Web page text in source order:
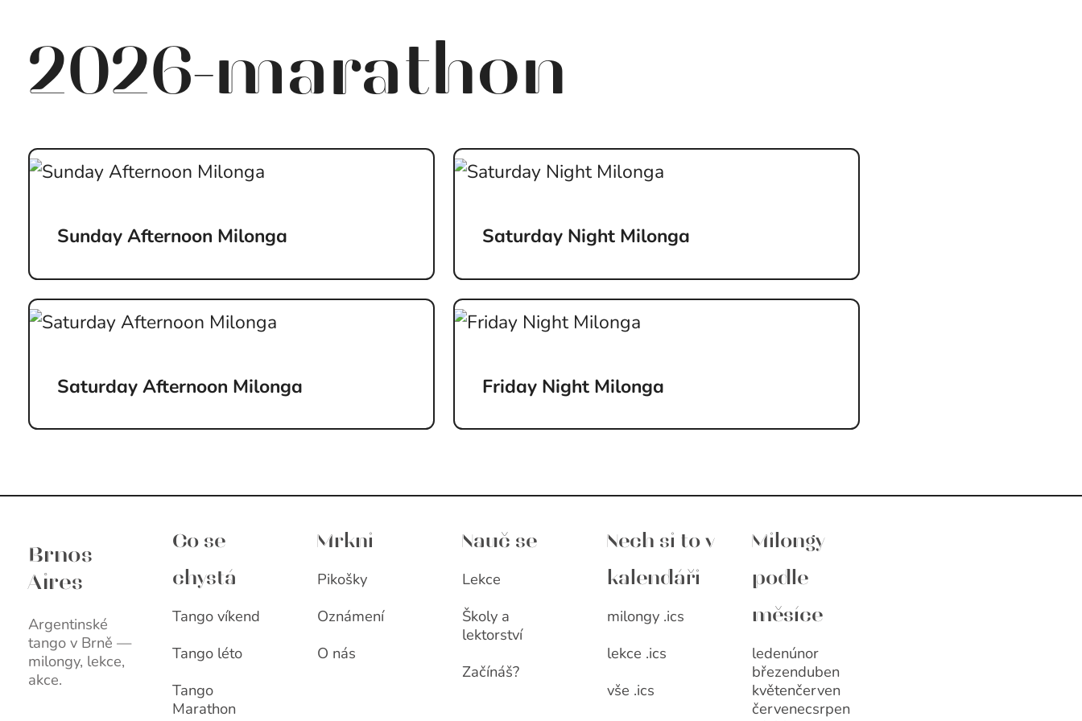
2026-marathon
Sunday Afternoon Milonga Saturday Night Milonga
Saturday Afternoon Milonga Friday Night Milonga
Brnos
Aires
Argentinské
tango v Brně —
milongy, lekce,
akce.
Co se
chystá
Tango víkend
Tango léto
Tango
Marathon
Mrkni
Pikošky
Oznámení
O nás
Nauč se
Lekce
Školy a
lektorství
Začínáš?
Nech si to v
kalendáři
milongy .ics
lekce .ics
vše .ics
Milongy
podle
měsíce
ledenúnor
březenduben
květenčerven
červenecsrpen